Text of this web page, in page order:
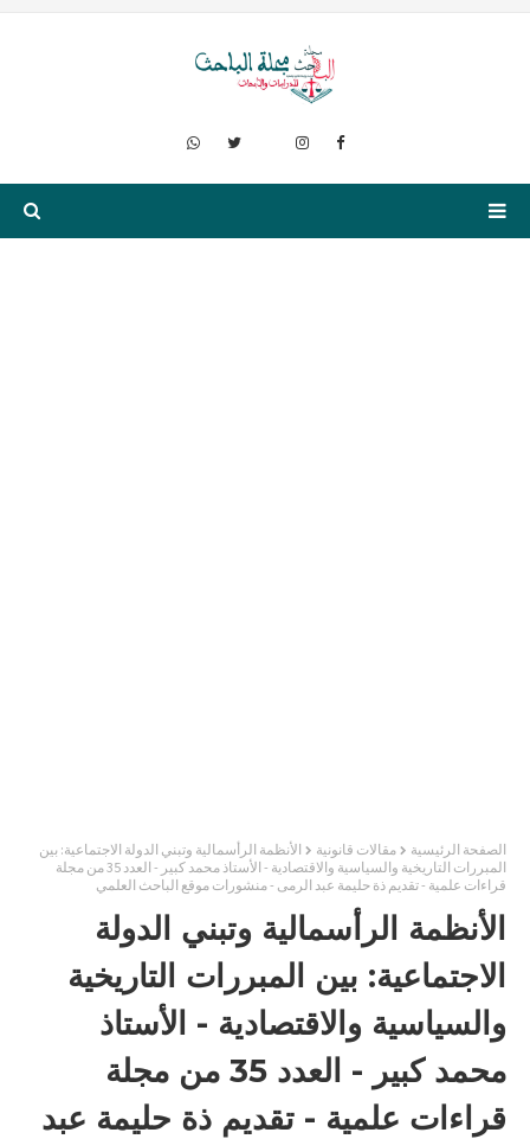
الصفحة الرئيسية مقالات قانونية
الأنظمة الرأسمالية وتبني الدولة الاجتماعية: بين
المبررات التاريخية والسياسية والاقتصادية - الأستاذ محمد كبير - العدد 35 من مجلة
قراءات علمية - تقديم ذة حليمة عبد الرمى - منشورات موقع الباحث العلمي
الأنظمة الرأسمالية وتبني الدولة
الاجتماعية: بين المبررات التاريخية
والسياسية والاقتصادية - الأستاذ
محمد كبير - العدد 35 من مجلة
قراءات علمية - تقديم ذة حليمة عبد